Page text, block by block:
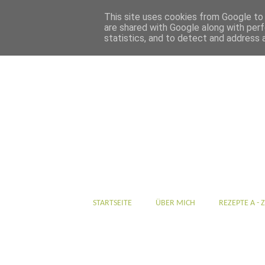
STARTSEITE ÜBER MICH REZEPTE A - Z
This site uses cookies from Google
are shared with Google along with
statistics, and to detect and address